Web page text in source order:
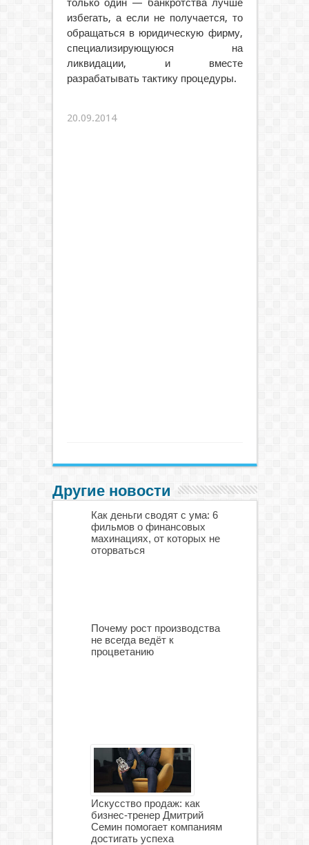
только один — банкротства лучше
избегать, а если не получается, то
обращаться в юридическую фирму,
специализирующуюся на
ликвидации, и вместе
разрабатывать тактику процедуры.
20.09.2014
Другие новости
Как деньги сводят с ума: 6
фильмов о финансовых
махинациях, от которых не
оторваться
Почему рост производства
не всегда ведёт к
процветанию
Искусство продаж: как
бизнес-тренер Дмитрий
Семин помогает компаниям
достигать успеха